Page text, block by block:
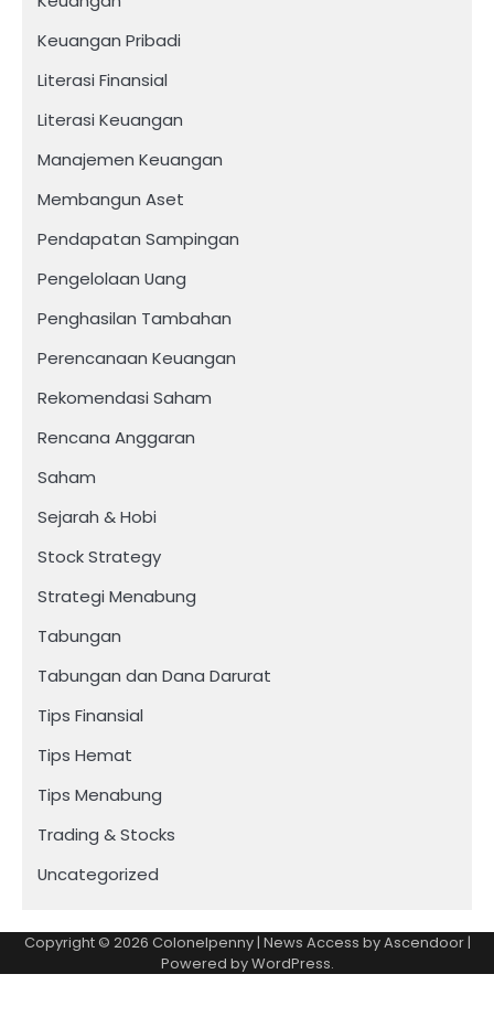
Keuangan Pribadi
Literasi Finansial
Literasi Keuangan
Manajemen Keuangan
Membangun Aset
Pendapatan Sampingan
Pengelolaan Uang
Penghasilan Tambahan
Perencanaan Keuangan
Rekomendasi Saham
Rencana Anggaran
Saham
Sejarah & Hobi
Stock Strategy
Strategi Menabung
Tabungan
Tabungan dan Dana Darurat
Tips Finansial
Tips Hemat
Tips Menabung
Trading & Stocks
Uncategorized
Copyright © 2026 Colonelpenny| News Access byAscendoor|
Powered byWordPress.